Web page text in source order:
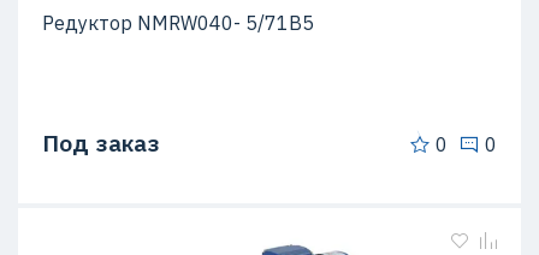
Редуктор NMRW040- 5/71B5
Под заказ 0 0